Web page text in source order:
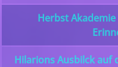
Herbst
Hilarions Ausbilck auf